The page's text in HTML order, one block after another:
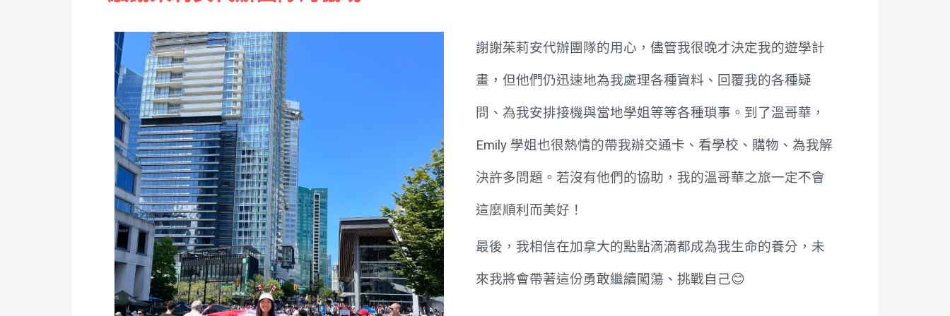
謝謝茱莉安代辦團隊的用心，儘管我很晚才決定我的遊學計
畫，但他們仍迅速地為我處理各種資料、回覆我的各種疑
問、為我安排接機與當地學姐等等各種瑣事。到了溫哥華，
Emily 學姐也很熱情的帶我辦交通卡、看學校、購物、為我解
決許多問題。若沒有他們的協助，我的溫哥華之旅一定不會
這麼順利而美好！
最後，我相信在加拿大的點點滴滴都成為我生命的養分，未
來我將會帶著這份勇敢繼續闖蕩、挑戰自己😊